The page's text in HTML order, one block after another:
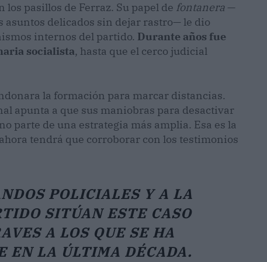
pasillos de Ferraz. Su papel de fontanera —
asuntos delicados sin dejar rastro— le dio
internos del partido. Durante años fue
socialista, hasta que el cerco judicial
la formación para marcar distancias.
apunta a que sus maniobras para desactivar
parte de una estrategia más amplia. Esa es la
tendrá que corroborar con los testimonios
POLICIALES Y A LA
SITÚAN ESTE CASO
A LOS QUE SE HA
EN LA ÚLTIMA DÉCADA.